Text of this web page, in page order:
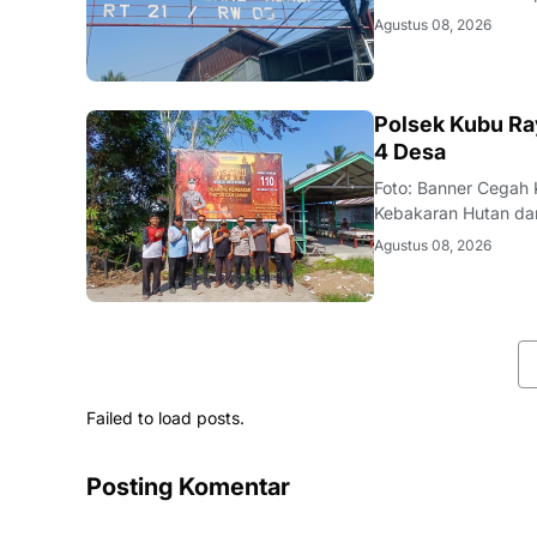
terasa di Kelurahan
Agustus 08, 2026
KALBAR
Polsek Kubu
4 Desa
Foto: Banner
Kebakaran Hutan
pemantauan
Agustus 08, 2026
Failed to load posts.
Posting Komentar